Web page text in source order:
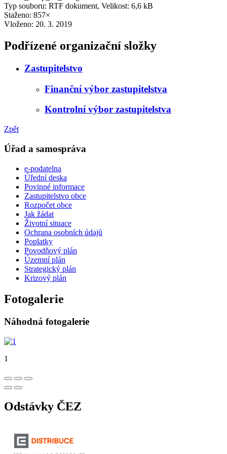
Typ souboru: RTF dokument, Velikost: 6,6 kB
Staženo: 857×
Vloženo: 20. 3. 2019
Podřízené organizační složky
Zastupitelstvo
Finanční výbor zastupitelstva
Kontrolní výbor zastupitelstva
Zpět
Úřad a samospráva
e-podatelna
Úřední deska
Povinné informace
Zastupitelstvo obce
Rozpočet obce
Jak žádat
Životní situace
Ochrana osobních údajů
Poplatky
Povodňový plán
Územní plán
Strategický plán
Krizový plán
Fotogalerie
Náhodná fotogalerie
1
Odstávky ČEZ